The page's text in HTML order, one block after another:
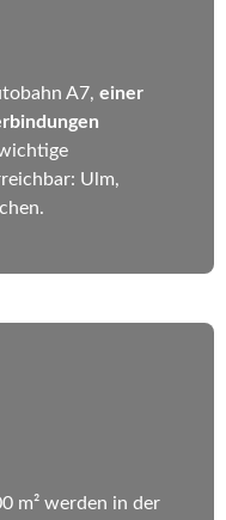
A7, einer
Ulm,
m² werden in der